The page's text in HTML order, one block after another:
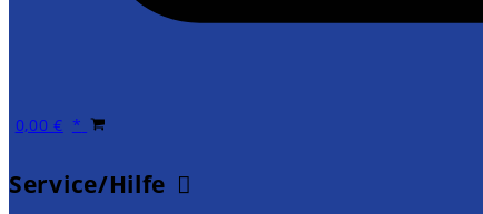
0,00€
Service/Hilfe